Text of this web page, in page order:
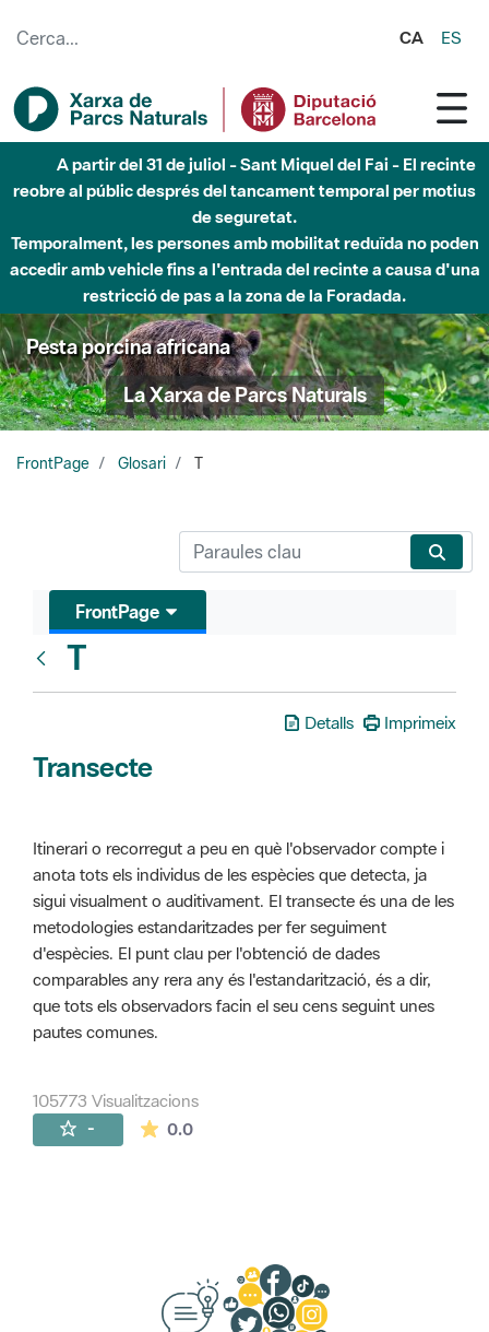
CA ES
A partir del 31 de juliol - Sant Miquel del Fai - El recinte
reobre al públic després del tancament temporal per motius
de seguretat.
Temporalment, les persones amb mobilitat reduïda no poden
accedir amb vehicle fins a l'entrada del recinte a causa d'una
restricció de pas a la zona de la Foradada.
Pesta porcina africana
La Xarxa de Parcs Naturals
FrontPage Glosari T
FrontPage
T
Detalls Imprimeix
Transecte
Itinerari o recorregut a peu en què l'observador compte i
anota tots els individus de les espècies que detecta, ja
sigui visualment o auditivament. El transecte és una de les
metodologies estandaritzades per fer seguiment
d'espècies. El punt clau per l'obtenció de dades
comparables any rera any és l'estandarització, és a dir,
que tots els observadors facin el seu cens seguint unes
pautes comunes.
105773 Visualitzacions
- 0.0La mitjana de les valoracions és de 0